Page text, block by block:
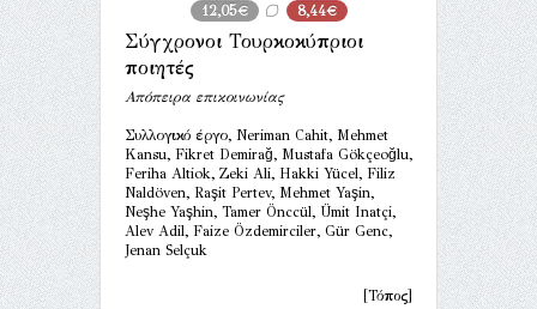
12,05€ 8,44€
Σύγχρονοι Τουρκοκύπριοι
ποιητές
Απόπειρα επικοινωνίας
Συλλογικό έργο, Neriman Cahit, Mehmet
Kansu, Fikret Demirağ, Mustafa Gökçeoğlu,
Feriha Altiok, Zeki Ali, Hakki Yücel, Filiz
Naldöven, Raşit Pertev, Mehmet Yaşin,
Neşhe Yaşhin, Tamer Önccül, Ümit Inatçi,
Alev Adil, Faize Özdemirciler, Gür Genc,
Jenan Selçuk
[Τόπος]